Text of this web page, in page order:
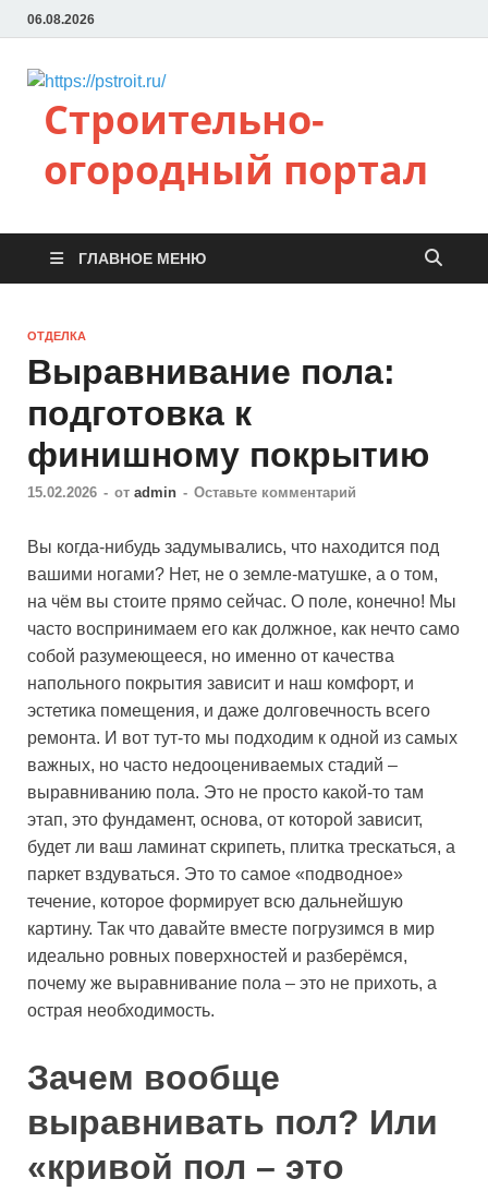
06.08.2026
Строительно-
огородный портал
ГЛАВНОЕ МЕНЮ
ОТДЕЛКА
Выравнивание пола:
подготовка к
финишному покрытию
15.02.2026 - от admin - Оставьте комментарий
Вы когда-нибудь задумывались, что находится под
вашими ногами? Нет, не о земле-матушке, а о том,
на чём вы стоите прямо сейчас. О поле, конечно! Мы
часто воспринимаем его как должное, как нечто само
собой разумеющееся, но именно от качества
напольного покрытия зависит и наш комфорт, и
эстетика помещения, и даже долговечность всего
ремонта. И вот тут-то мы подходим к одной из самых
важных, но часто недооцениваемых стадий –
выравниванию пола. Это не просто какой-то там
этап, это фундамент, основа, от которой зависит,
будет ли ваш ламинат скрипеть, плитка трескаться, а
паркет вздуваться. Это то самое «подводное»
течение, которое формирует всю дальнейшую
картину. Так что давайте вместе погрузимся в мир
идеально ровных поверхностей и разберёмся,
почему же выравнивание пола – это не прихоть, а
острая необходимость.
Зачем вообще
выравнивать пол? Или
«кривой пол – это